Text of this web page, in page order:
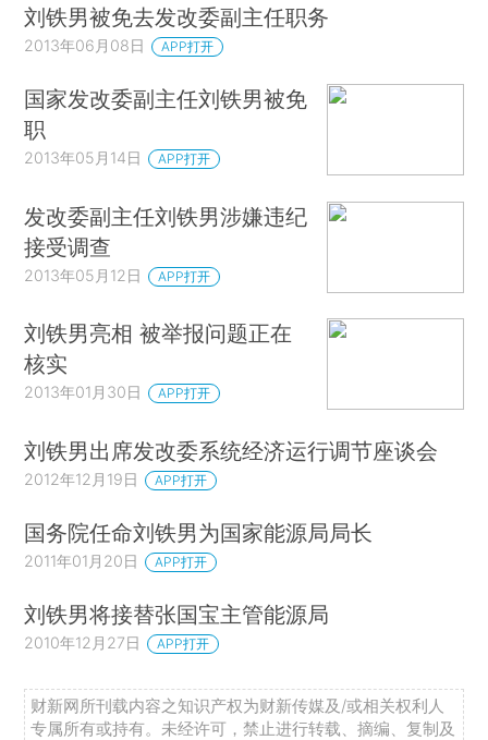
刘铁男被免去发改委副主任职务
2013年06月08日 APP打开
国家发改委副主任刘铁男被免
职
2013年05月14日 APP打开
发改委副主任刘铁男涉嫌违纪
接受调查
2013年05月12日 APP打开
刘铁男亮相 被举报问题正在
核实
2013年01月30日 APP打开
刘铁男出席发改委系统经济运行调节座谈会
2012年12月19日 APP打开
国务院任命刘铁男为国家能源局局长
2011年01月20日 APP打开
刘铁男将接替张国宝主管能源局
2010年12月27日 APP打开
财新网所刊载内容之知识产权为财新传媒及/或相关权利人
专属所有或持有。未经许可，禁止进行转载、摘编、复制及